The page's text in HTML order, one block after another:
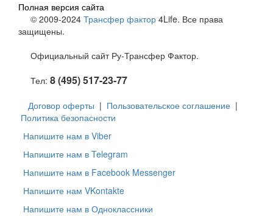
Полная версия сайта
© 2009-2024 Трансфер фактор 4Life. Все права
защищены.
Официальный сайт Ру-Трансфер Фактор.
Тел: 8 (495) 517-23-77
Договор оферты | Пользовательское соглашение |
Политика безопасности
Напишите нам в Viber
Напишите нам в Telegram
Напишите нам в Facebook Messenger
Напишите нам VKontakte
Напишите нам в Одноклассники